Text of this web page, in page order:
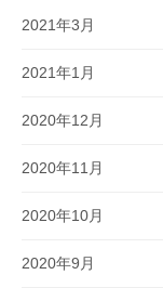
2021年3月
2021年1月
2020年12月
2020年11月
2020年10月
2020年9月